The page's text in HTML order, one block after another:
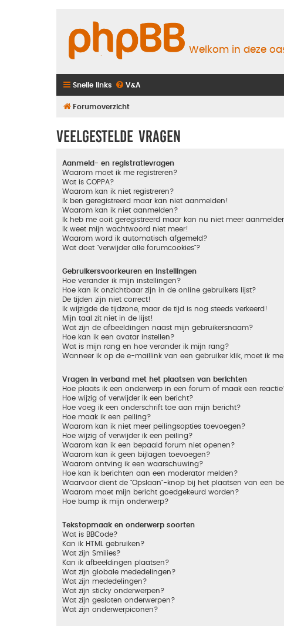
Welkom in deze
Snelle links V&A
Forumoverzicht
Veelgestelde vragen
Aanmeld- en registratievragen
Waarom moet ik me registreren?
Wat is COPPA?
Waarom kan ik niet registreren?
Ik ben geregistreerd maar kan niet aanmelden!
Waarom kan ik niet aanmelden?
Ik heb me ooit geregistreerd maar kan nu niet meer
Ik weet mijn wachtwoord niet meer!
Waarom word ik automatisch afgemeld?
Wat doet "verwijder alle forumcookies"?
Gebruikersvoorkeuren en instellingen
Hoe verander ik mijn instellingen?
Hoe kan ik onzichtbaar zijn in de online gebruikers lijst?
De tijden zijn niet correct!
Ik wijzigde de tijdzone, maar de tijd is nog steeds verkeerd!
Mijn taal zit niet in de lijst!
Wat zijn de afbeeldingen naast mijn gebruikersnaam?
Hoe kan ik een avatar instellen?
Wat is mijn rang en hoe verander ik mijn rang?
Wanneer ik op de e-maillink van een gebruiker klik, moet ik
Vragen in verband met het plaatsen van berichten
Hoe plaats ik een onderwerp in een forum of maak een
Hoe wijzig of verwijder ik een bericht?
Hoe voeg ik een onderschrift toe aan mijn bericht?
Hoe maak ik een peiling?
Waarom kan ik niet meer peilingsopties toevoegen?
Hoe wijzig of verwijder ik een peiling?
Waarom kan ik een bepaald forum niet openen?
Waarom kan ik geen bijlagen toevoegen?
Waarom ontving ik een waarschuwing?
Hoe kan ik berichten aan een moderator melden?
Waarvoor dient de "Opslaan"-knop bij het plaatsen van een
Waarom moet mijn bericht goedgekeurd worden?
Hoe bump ik mijn onderwerp?
Tekstopmaak en onderwerp soorten
Wat is BBCode?
Kan ik HTML gebruiken?
Wat zijn Smilies?
Kan ik afbeeldingen plaatsen?
Wat zijn globale mededelingen?
Wat zijn mededelingen?
Wat zijn sticky onderwerpen?
Wat zijn gesloten onderwerpen?
Wat zijn onderwerpiconen?